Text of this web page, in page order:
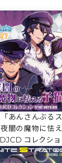
アクセス
オーバーラ
お問
コミッ
ックエッセイ
あんさんぶる
闇の魔物に怯
コレクショ